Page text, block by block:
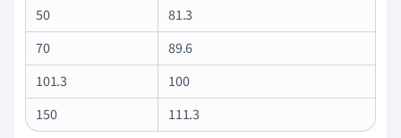
50
81.3
70
89.6
101.3
100
150
111.3